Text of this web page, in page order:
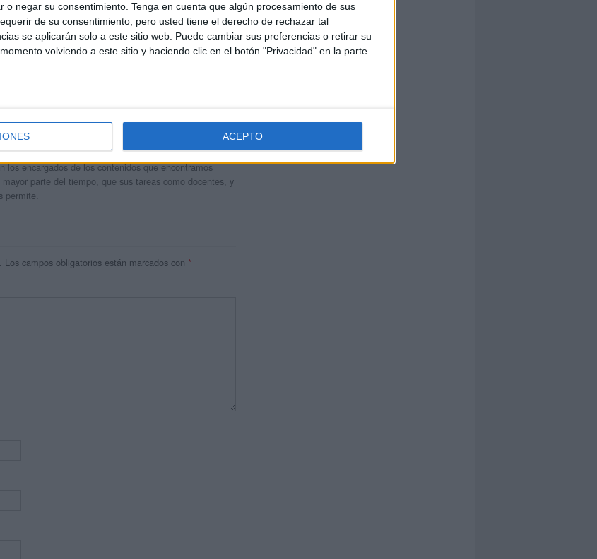
o negar su consentimiento. Tenga en cuenta que algún procesamiento de sus
de su consentimiento, pero usted tiene el derecho de rechazar tal
se aplicarán solo a este sitio web. Puede cambiar sus preferencias o retirar su
volviendo a este sitio y haciendo clic en el botón "Privacidad" en la parte
ACEPTO
es la apuesta personal de dos profesores Ginés y
los encargados de los contenidos que encontramos
parte del tiempo, que sus tareas como docentes, y
permite.
Los campos obligatorios están marcados con *